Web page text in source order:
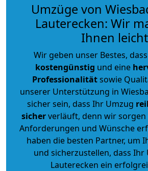
Umzüge von
Lauterecken: Wir
Ihnen leicht
Wir geben unser Bestes,
kostengünstig und eine
Professionalitätsowie
unserer Unterstützung in
sicher sein, dass Ihr Umzug
sicherverläuft, denn wir sorgen
Anforderungen und Wünsche
haben die besten Partner, um
und sicherzustellen, dass Ihr
Lauterecken ein